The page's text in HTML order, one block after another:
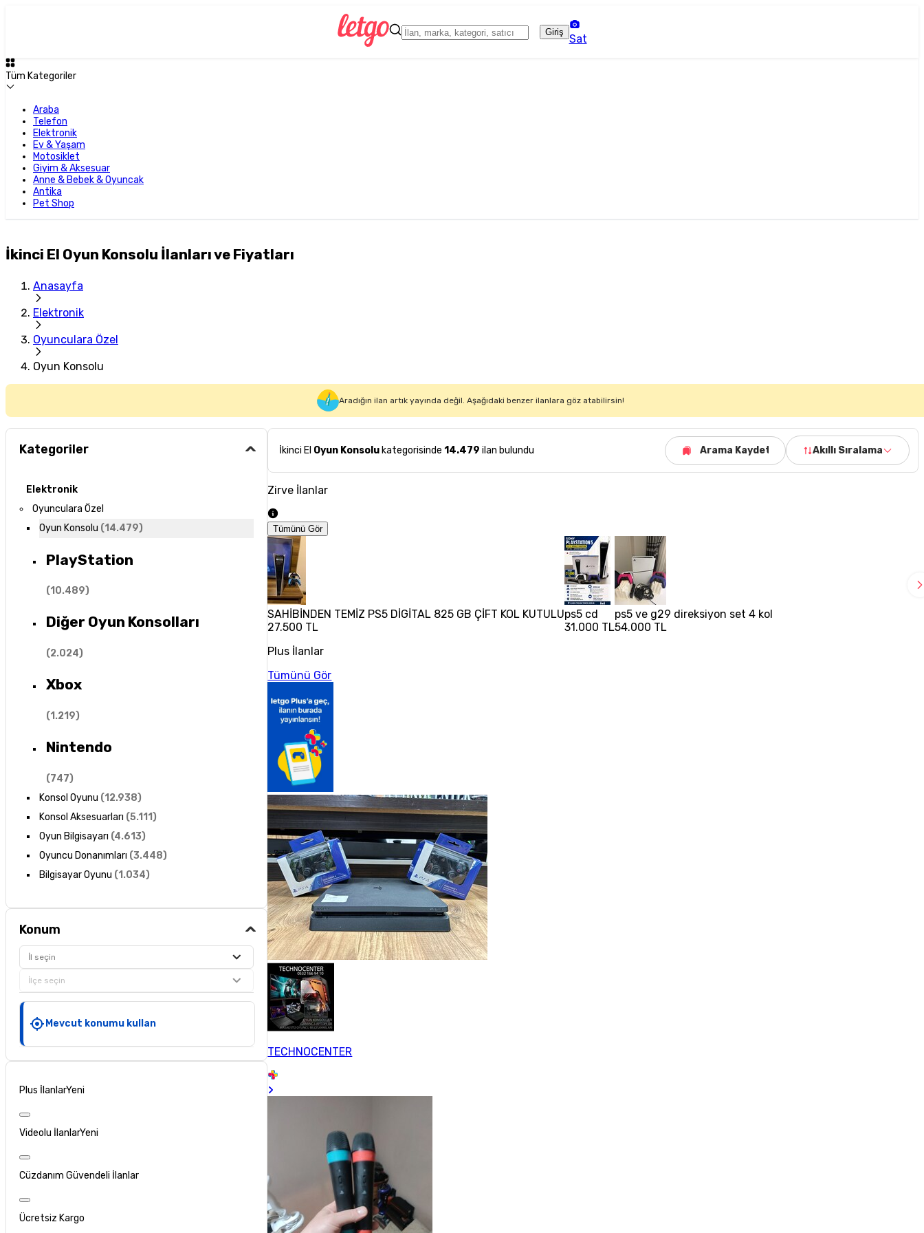
Giriş
Sat
Tüm Kategoriler
Araba
Telefon
Elektronik
Ev & Yaşam
Motosiklet
Giyim & Aksesuar
Anne & Bebek & Oyuncak
Antika
Pet Shop
İkinci El Oyun Konsolu İlanları ve Fiyatları
Anasayfa
Elektronik
Oyunculara Özel
Oyun Konsolu
Aradığın ilan artık yayında değil. Aşağıdaki benzer ilanlara göz atabilirsin!
Kategoriler
Elektronik
Oyunculara Özel
Oyun Konsolu (14.479)
PlayStation
(10.489)
Diğer Oyun Konsolları
(2.024)
Xbox
(1.219)
Nintendo
(747)
Konsol Oyunu (12.938)
Konsol Aksesuarları (5.111)
Oyun Bilgisayarı (4.613)
Oyuncu Donanımları (3.448)
Bilgisayar Oyunu (1.034)
Konum
İl seçin
İlçe seçin
Mevcut konumu kullan
Plus İlanlarYeni
Videolu İlanlarYeni
Cüzdanım Güvendeli İlanlar
Ücretsiz Kargo
İkinci El Oyun Konsolu kategorisinde 14.479 ilan bulundu Arama Kaydet Akıllı Sıralama
Zirve İlanlar
Tümünü Gör
SAHİBİNDEN TEMİZ PS5 DİGİTAL 825 GB ÇİFT KOL KUTULU
27.500 TL
ps5 cd
31.000 TL
ps5 ve g29 direksiyon set 4 kol
54.000 TL
Plus İlanlar
Tümünü Gör
TECHNOCENTER